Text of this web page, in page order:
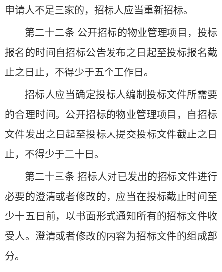
申请人不足三家的，招标人应当重新招标。
第二十二条 公开招标的物业管理项目，投标
报名的时间自招标公告发布之日起至投标报名截
止之日止，不得少于五个工作日。
招标人应当确定投标人编制投标文件所需要
的合理时间。公开招标的物业管理项目，自招标
文件发出之日起至投标人提交投标文件截止之日
止，不得少于二十日。
第二十三条 招标人对已发出的招标文件进行
必要的澄清或者修改的，应当在投标截止时间至
少十五日前，以书面形式通知所有的招标文件收
受人。澄清或者修改的内容为招标文件的组成部
分。